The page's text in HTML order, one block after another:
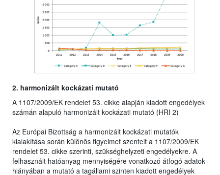
2. harmonizált kockázati mutató
A 1107/2009/EK rendelet 53. cikke alapján kiadott engedélyek
számán alapuló harmonizált kockázati mutató (HRI 2)
Az Európai Bizottság a harmonizált kockázati mutatók
kialakítása során különös figyelmet szentelt a 1107/2009/EK
rendelet 53. cikke szerinti, szükséghelyzeti engedélyekre. A
felhasznált hatóanyag mennyiségére vonatkozó átfogó adatok
hiányában a mutató a tagállami szinten kiadott engedélyek